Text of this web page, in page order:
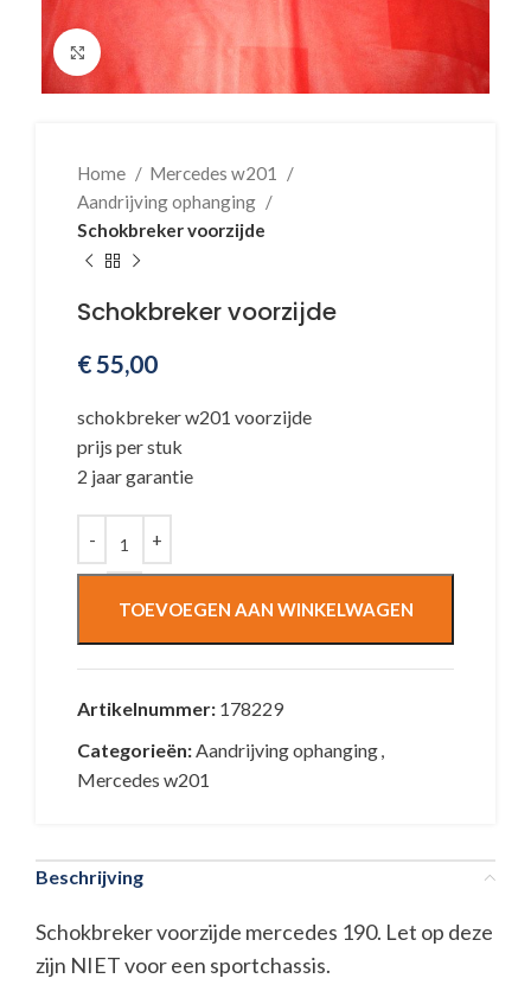
Klik voor vergroting
Home
Mercedes w201
Aandrijving ophanging
Schokbreker voorzijde
Schokbreker voorzijde
€55,00
schokbreker w201 voorzijde
prijs per stuk
2 jaar garantie
TOEVOEGEN AAN WINKELWAGEN
Artikelnummer: 178229
Categorieën:Aandrijving ophanging,
Mercedes w201
Beschrijving
Schokbreker voorzijde mercedes 190. Let op deze
zijn NIET voor een sportchassis.